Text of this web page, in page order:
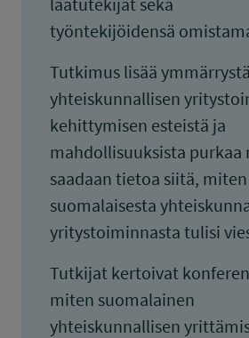
työntekijöidensä
Tutkimus lisää ymmärrystä
yhteiskunnallisen
kehittymisen esteistä ja
mahdollisuuksista purkaa
saadaan tietoa siitä, miten
suomalaisesta
yritystoiminnasta tulisi
Tutkijat kertoivat
miten suomalainen
yhteiskunnallisen